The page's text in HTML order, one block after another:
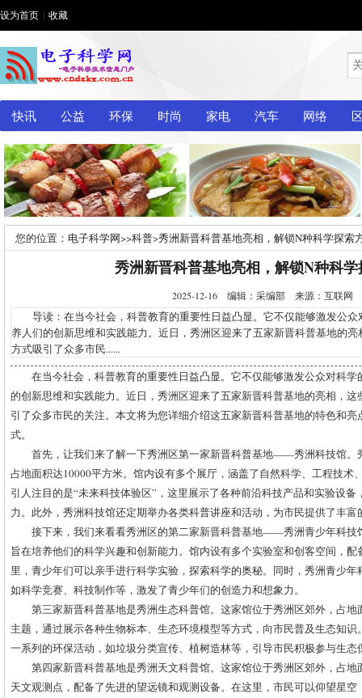
设为首页 收藏
快讯 公益 环保 时尚 家电 汽车 网络
您的位置： 电子科学网>>科普>秀洲新晋科普基地亮相，解锁N种科学探索
秀洲新晋科普基地亮相，解锁N种科
2025-12-16 编辑：采编部 来源：互联网
导读：在当今社会，科普教育的重要性日益凸显。它不仅能够激发公众
养人们的创新思维和实践能力。近日，秀洲区迎来了五家新晋科普基地的
方式吸引了众多市民......
在当今社会，科普教育的重要性日益凸显。它不仅能够激发公众对科
的创新思维和实践能力。近日，秀洲区迎来了五家新晋科普基地的亮相，
引了众多市民的关注。本文将为您详细介绍这五家新晋科普基地的特色和
式。
首先，让我们来了解一下秀洲区第一家新晋科普基地——秀洲科技馆。
占地面积达10000平方米。馆内设有多个展厅，涵盖了自然科学、工程技术
引人注目的是“未来科技体验区”，这里展示了各种前沿科技产品和实验设
力。此外，秀洲科技馆还定期举办各类科普讲座和活动，为市民提供了丰富
接下来，我们来看看秀洲区的第二家新晋科普基地——秀洲青少年科技
旨在培养他们的科学兴趣和创新能力。馆内设有多个实验室和创客空间，
里，青少年们可以亲手进行科学实验，探索科学的奥秘。同时，秀洲青少
如科学竞赛、科技制作等，激发了青少年们的创造力和想象力。
第三家新晋科普基地是秀洲生态科普馆。这家馆位于秀洲区郊外，占
主题，通过展示各种生物标本、生态环境模型等方式，向市民普及生态知
一系列的环保活动，如垃圾分类宣传、植树造林等，引导市民积极参与生态
第四家新晋科普基地是秀洲天文科普馆。这家馆位于秀洲区郊外，占
天文观测点，配备了先进的望远镜和观测设备。在这里，市民可以仰望星